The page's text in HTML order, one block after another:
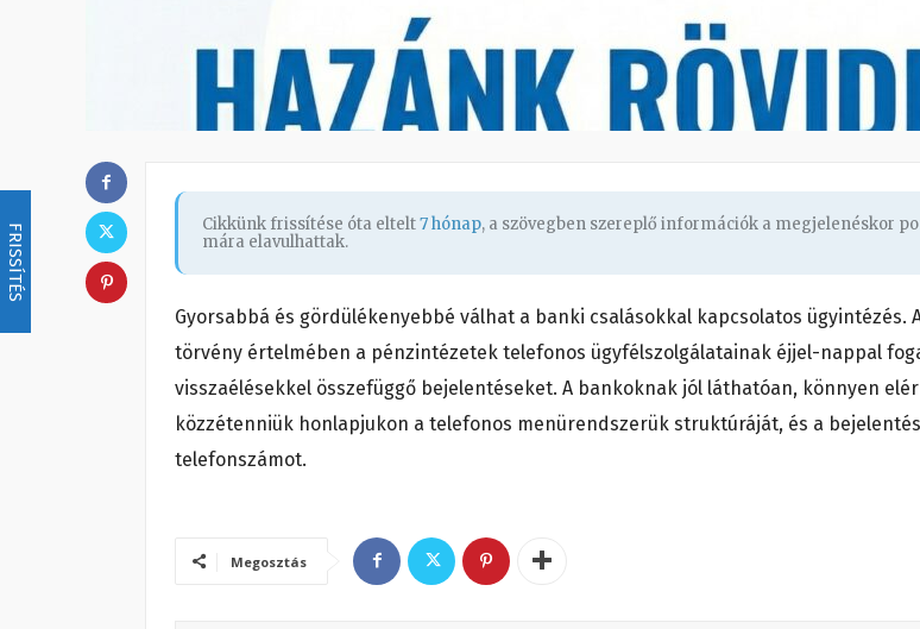
FRISSÍTÉS Cikkünk frissítése óta eltelt7 hónap, a szövegben szereplő információk a megjelenéskor
mára elavulhattak.
Gyorsabbá és gördülékenyebbé válhat a banki csalásokkal kapcsolatos ügyintézés.
törvény értelmében a pénzintézetek telefonos ügyfélszolgálatainak éjjel-nappal
visszaélésekkel összefüggő bejelentéseket. A bankoknak jól láthatóan, könnyen
közzétenniük honlapjukon a telefonos menürendszerük struktúráját, és a
telefonszámot.
Megosztás